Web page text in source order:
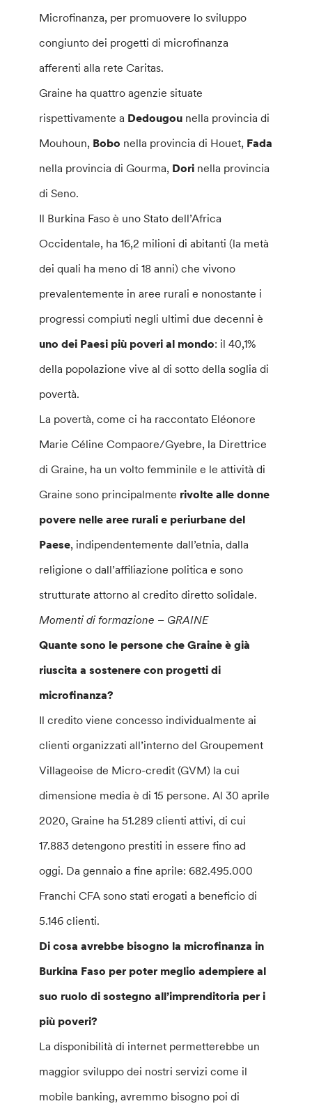
Microfinanza, per promuovere lo sviluppo
congiunto dei progetti di microfinanza
afferenti alla rete Caritas.
Graine ha quattro agenzie situate
rispettivamente a Dedougou nella provincia di
Mouhoun, Bobo nella provincia di Houet, Fada
nella provincia di Gourma, Dori nella provincia
di Seno.
Il Burkina Faso è uno Stato dell’Africa
Occidentale, ha 16,2 milioni di abitanti (la metà
dei quali ha meno di 18 anni) che vivono
prevalentemente in aree rurali e nonostante i
progressi compiuti negli ultimi due decenni è
uno dei Paesi più poveri al mondo: il 40,1%
della popolazione vive al di sotto della soglia di
povertà.
La povertà, come ci ha raccontato Eléonore
Marie Céline Compaore/Gyebre, la Direttrice
di Graine, ha un volto femminile e le attività di
Graine sono principalmente rivolte alle donne
povere nelle aree rurali e periurbane del
Paese, indipendentemente dall’etnia, dalla
religione o dall’affiliazione politica e sono
strutturate attorno al credito diretto solidale.
Momenti di formazione – GRAINE
Quante sono le persone che Graine è già
riuscita a sostenere con progetti di
microfinanza?
Il credito viene concesso individualmente ai
clienti organizzati all’interno del Groupement
Villageoise de Micro-credit (GVM) la cui
dimensione media è di 15 persone. Al 30 aprile
2020, Graine ha 51.289 clienti attivi, di cui
17.883 detengono prestiti in essere fino ad
oggi. Da gennaio a fine aprile: 682.495.000
Franchi CFA sono stati erogati a beneficio di
5.146 clienti.
Di cosa avrebbe bisogno la microfinanza in
Burkina Faso per poter meglio adempiere al
suo ruolo di sostegno all’imprenditoria per i
più poveri?
La disponibilità di internet permetterebbe un
maggior sviluppo dei nostri servizi come il
mobile banking, avremmo bisogno poi di